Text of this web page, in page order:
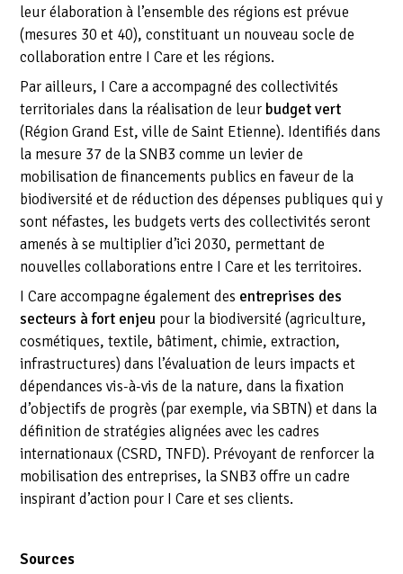
leur élaboration à l’ensemble des régions est prévue
(mesures 30 et 40), constituant un nouveau socle de
collaboration entre I Care et les régions.
Par ailleurs, I Care a accompagné des collectivités
territoriales dans la réalisation de leur budget vert
(Région Grand Est, ville de Saint Etienne). Identifiés dans
la mesure 37 de la SNB3 comme un levier de
mobilisation de financements publics en faveur de la
biodiversité et de réduction des dépenses publiques qui y
sont néfastes, les budgets verts des collectivités seront
amenés à se multiplier d’ici 2030, permettant de
nouvelles collaborations entre I Care et les territoires.
I Care accompagne également des entreprises des
secteurs à fort enjeu pour la biodiversité (agriculture,
cosmétiques, textile, bâtiment, chimie, extraction,
infrastructures) dans l’évaluation de leurs impacts et
dépendances vis-à-vis de la nature, dans la fixation
d’objectifs de progrès (par exemple, via SBTN) et dans la
définition de stratégies alignées avec les cadres
internationaux (CSRD, TNFD). Prévoyant de renforcer la
mobilisation des entreprises, la SNB3 offre un cadre
inspirant d’action pour I Care et ses clients.
Sources